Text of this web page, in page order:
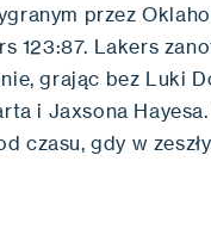
przez
123:87. Lakers
grając bez Luki
i Jaxsona
czasu, gdy w